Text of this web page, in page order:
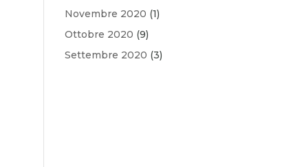
Novembre 2020 (1)
Ottobre 2020 (9)
Settembre 2020 (3)